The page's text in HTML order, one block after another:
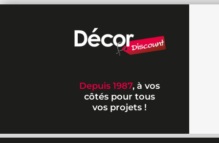
Depuis 1987, à vos
côtés pour tous
vos projets !